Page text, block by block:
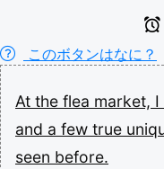
このボタンはなに？
At the flea market, I
and a few true
seen before.